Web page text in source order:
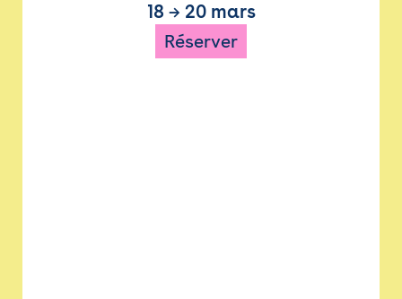
18 → 20 mars
Réserver